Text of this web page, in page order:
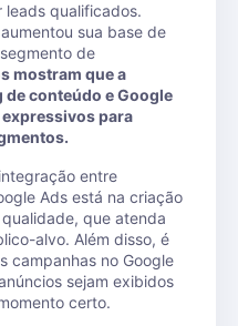
leads qualificados.
sua base de
de
mostram que a
conteúdo e Google
para
entre
Ads está na criação
que atenda
alvo. Além disso, é
campanhas no Google
sejam exibidos
certo.